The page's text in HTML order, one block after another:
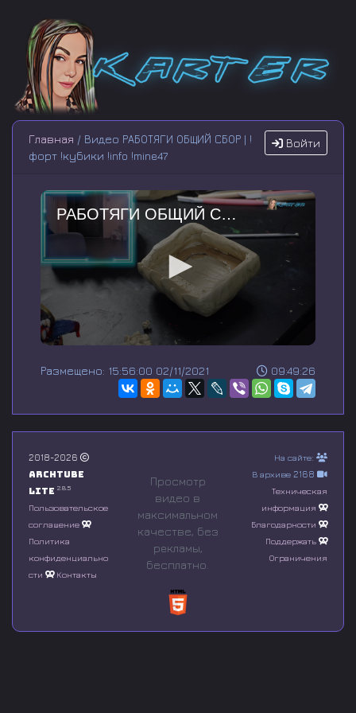
Войти
Главная / Видео РАБОТЯГИ ОБЩИЙ СБОР | !
форт !кубики !info !mine47
РАБОТЯГИ ОБЩИЙ СБОР | !форт !кубики !info !mine47
e
n
o
f
0
s
o
n
d
09:49:26
Размещено: 15:56:00 02/11/2021
2018-2026
Archtube
Lite 2.8.5
Пользовательское
соглашение
Политика
конфиденциально
сти
Контакты
Просмотр
видео в
максимальном
качестве, без
рeкламы,
бесплатно.
На сайте:
В архиве 2168
Техническая
информация
Благодарности
Поддержать
Ограничения